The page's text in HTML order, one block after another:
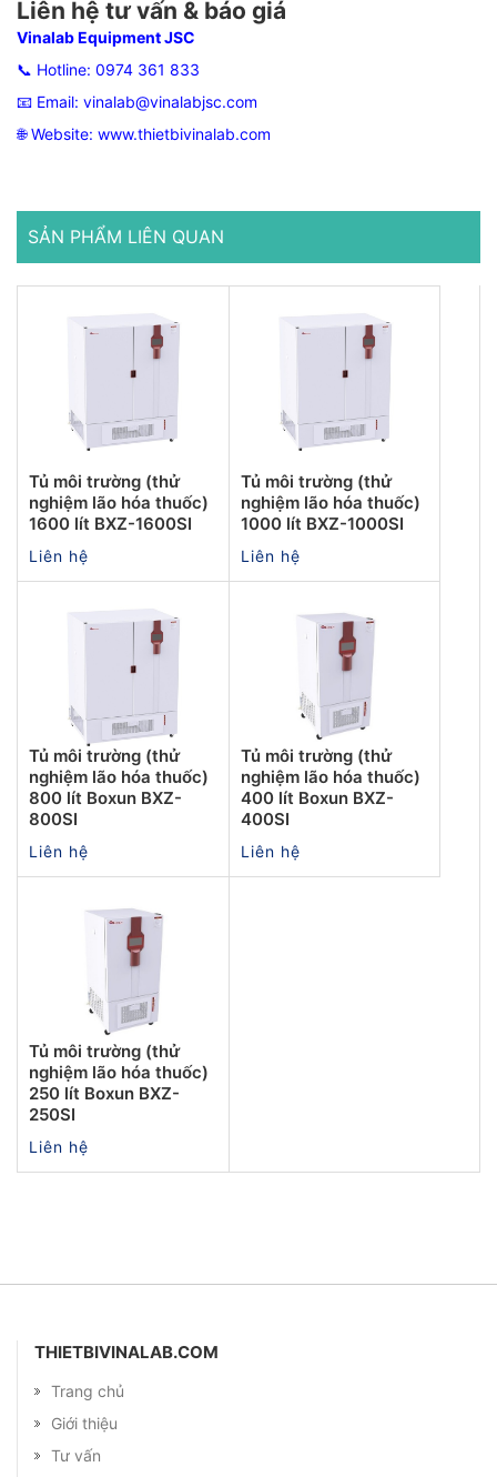
Liên hệ tư vấn & báo giá
Vinalab Equipment JSC
📞 Hotline: 0974 361 833
📧 Email: vinalab@vinalabjsc.com
🌐 Website: www.thietbivinalab.com
SẢN PHẨM LIÊN QUAN
Tủ môi trường (thử
nghiệm lão hóa thuốc)
1600 lít BXZ-1600SI
Liên hệ
Tủ môi trường (thử
nghiệm lão hóa thuốc)
1000 lít BXZ-1000SI
Liên hệ
Tủ môi trường (thử
nghiệm lão hóa thuốc)
800 lít Boxun BXZ-
800SI
Liên hệ
Tủ môi trường (thử
nghiệm lão hóa thuốc)
400 lít Boxun BXZ-
400SI
Liên hệ
Tủ môi trường (thử
nghiệm lão hóa thuốc)
250 lít Boxun BXZ-
250SI
Liên hệ
THIETBIVINALAB.COM
Trang chủ
Giới thiệu
Tư vấn